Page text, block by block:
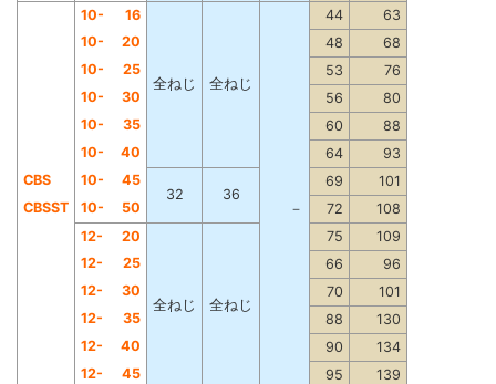
10-
16
全ねじ 全ねじ
－
44
63
10-
20 48
68
10-
25 53
76
10-
30 56
80
10-
35 60
88
10-
40 64
93
CBS
10-
45
32
36
69
101
CBSST
10- 50 72
108
12-
20
全ねじ 全ねじ
75
109
12-
25 66
96
12-
30 70
101
12-
35 88
130
12-
40 90
134
12-
45 95
139